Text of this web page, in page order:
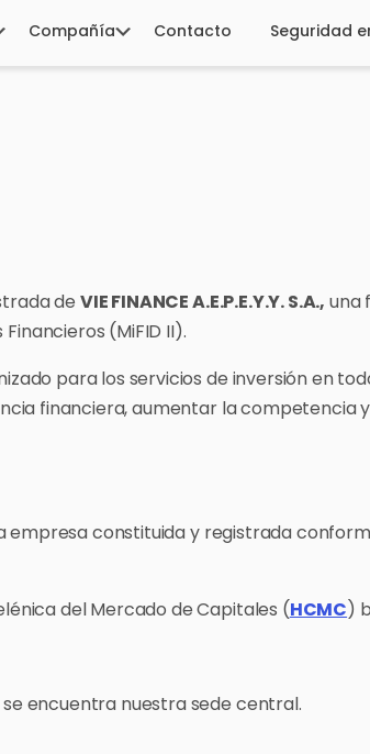
Compañía Contacto Seguridad
de VIE FINANCE A.E.P.E.Y.Y. S.A., una
(MiFID II).
para los servicios de inversión en
financiera, aumentar la competencia
empresa constituida y registrada
del Mercado de Capitales (HCMC)
encuentra nuestra sede central.